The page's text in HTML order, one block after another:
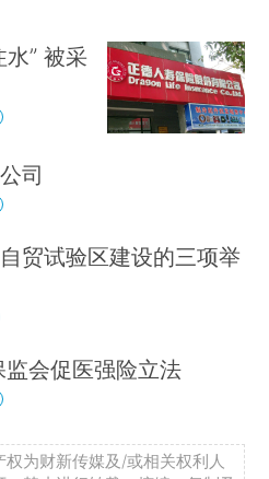
” 被采
司
贸试验区建设的三项举
会促医强险立法
为财新传媒及/或相关权利人